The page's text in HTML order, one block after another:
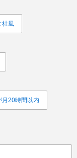
社風
月20時間以内